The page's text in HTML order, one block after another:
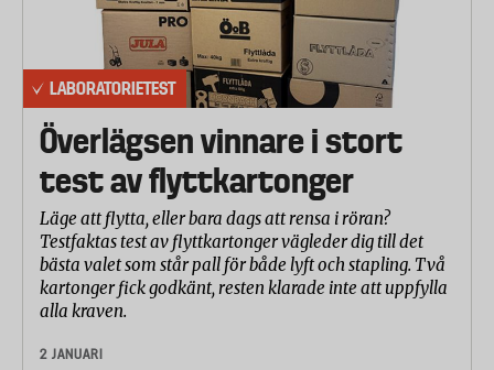
LABORATORIETEST
Överlägsen vinnare i stort
test av flyttkartonger
Läge att flytta, eller bara dags att rensa i röran?
Testfaktas test av flyttkartonger vägleder dig till det
bästa valet som står pall för både lyft och stapling. Två
kartonger fick godkänt, resten klarade inte att uppfylla
alla kraven.
2 JANUARI